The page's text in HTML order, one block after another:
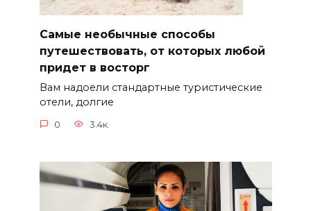
Самые необычные способы
путешествовать, от которых любой
придет в восторг
Вам надоели стандартные туристические
отели, долгие
0 3.4к.